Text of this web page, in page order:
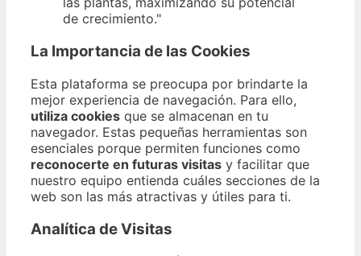
de crecimiento."
La Importancia de las Cookies
Esta plataforma se preocupa por brindarte la
mejor experiencia de navegación. Para ello,
utiliza cookies que se almacenan en tu
navegador. Estas pequeñas herramientas son
esenciales porque permiten funciones como
reconocerte en futuras visitas y facilitar que
nuestro equipo entienda cuáles secciones de la
web son las más atractivas y útiles para ti.
Analítica de Visitas